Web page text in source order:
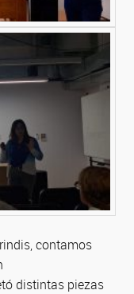
contamos
distintas piezas